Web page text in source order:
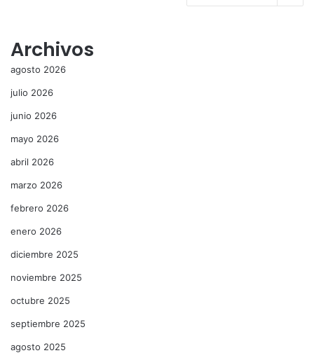
Archivos
agosto 2026
julio 2026
junio 2026
mayo 2026
abril 2026
marzo 2026
febrero 2026
enero 2026
diciembre 2025
noviembre 2025
octubre 2025
septiembre 2025
agosto 2025